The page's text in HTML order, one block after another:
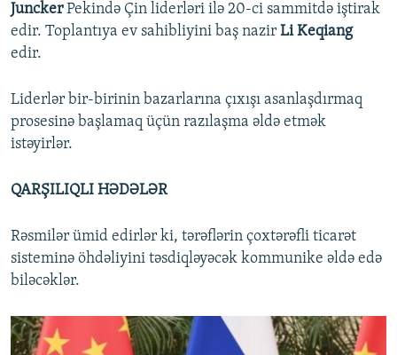
JunckerPekində Çin liderləri ilə 20-ci sammitdə iştirak
edir. Toplantıya ev sahibliyini baş nazir Li Keqiang
edir.
Liderlər bir-birinin bazarlarına çıxışı asanlaşdırmaq
prosesinə başlamaq üçün razılaşma əldə etmək
istəyirlər.
QARŞILIQLI HƏDƏLƏR
Rəsmilər ümid edirlər ki, tərəflərin çoxtərəfli ticarət
sisteminə öhdəliyini təsdiqləyəcək kommunike əldə edə
biləcəklər.